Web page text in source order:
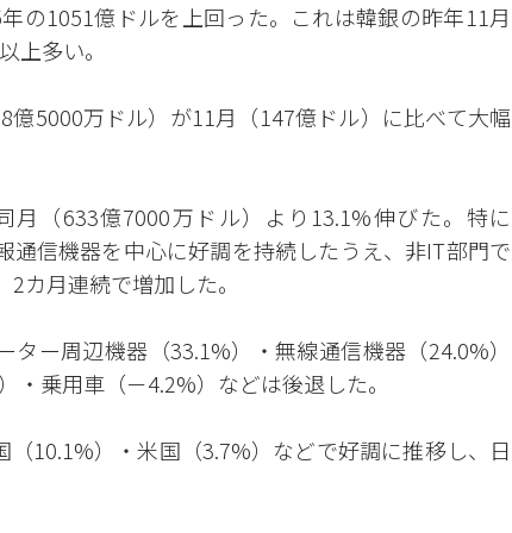
の1051億ドルを上回った。これは韓銀の昨年11月
上多い。
5000万ドル）が11月（147億ドル）に比べて大幅
月（633億7000万ドル）より13.1%伸びた。特に
信機器を中心に好調を持続したうえ、非IT部門で
カ月連続で増加した。
ー周辺機器（33.1%）・無線通信機器（24.0%）
・乗用車（－4.2%）などは後退した。
10.1%）・米国（3.7%）などで好調に推移し、日